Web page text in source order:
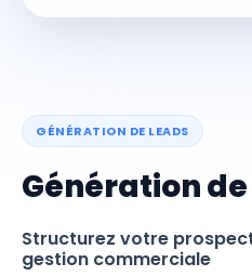
GÉNÉRATION DE LEADS
Génération
Structurez votre
gestion commerciale